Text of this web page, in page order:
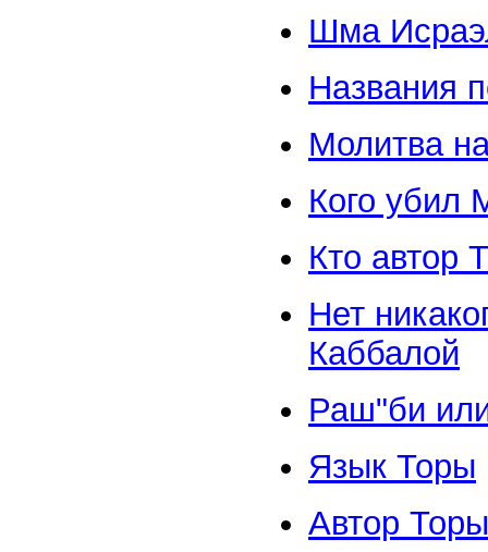
Шма
Названия
Молитва
Кого убил
Кто автор
Нет
Каббалой
Раш"би
Язык Торы
Автор